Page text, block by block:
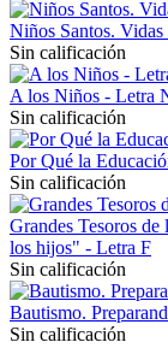
Niños Santos.
Sin calificación
A los Niños - Letra
Sin calificación
Por Qué la
Sin calificación
Grandes Tesoros
los hijos" - Letra F
Sin calificación
Bautismo.
Sin calificación